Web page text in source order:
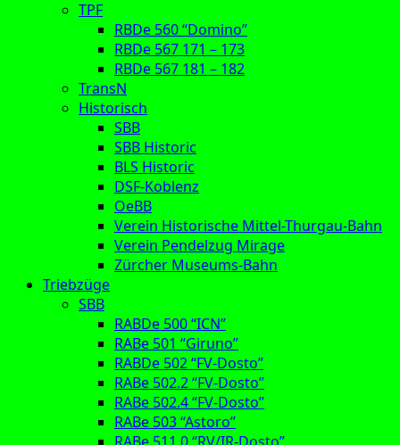
TPF
RBDe 560 “Domino”
RBDe 567 171 – 173
RBDe 567 181 – 182
TransN
Historisch
SBB
SBB Historic
BLS Historic
DSF-Koblenz
OeBB
Verein Historische Mittel-Thurgau-Bahn
Verein Pendelzug Mirage
Zürcher Museums-Bahn
Triebzüge
SBB
RABDe 500 “ICN”
RABe 501 “Giruno”
RABDe 502 “FV-Dosto”
RABe 502.2 “FV-Dosto”
RABe 502.4 “FV-Dosto”
RABe 503 “Astoro”